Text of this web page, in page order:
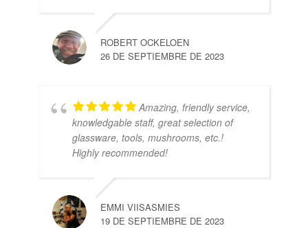
ROBERT OCKELOEN
26 DE SEPTIEMBRE DE 2023
Amazing, friendly service,
knowledgable staff, great selection of
glassware, tools, mushrooms, etc.!
Highly recommended!
EMMI VIISASMIES
19 DE SEPTIEMBRE DE 2023